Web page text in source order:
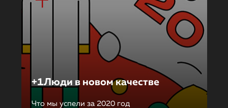
+1Люди в новом качестве
Что мы успели за 2020 год